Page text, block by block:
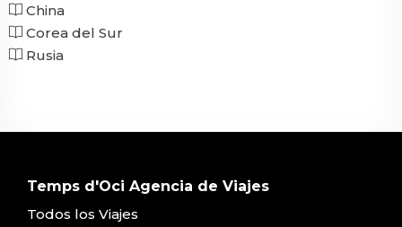
China
Corea del Sur
Rusia
Temps d'Oci Agencia de Viajes
Todos los Viajes